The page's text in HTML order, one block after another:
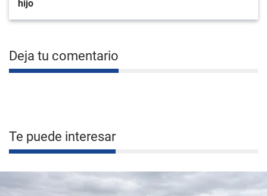
hijo
Deja tu comentario
Te puede interesar